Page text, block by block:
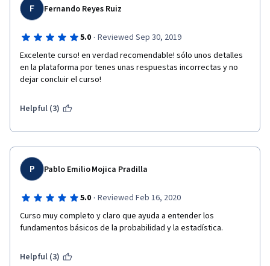
F Fernando Reyes Ruiz
5.0 · Reviewed Sep 30, 2019
Excelente curso! en verdad recomendable! sólo unos detalles
en la plataforma por tenes unas respuestas incorrectas y no
dejar concluir el curso!
Helpful (3)
P Pablo Emilio Mojica Pradilla
5.0 · Reviewed Feb 16, 2020
Curso muy completo y claro que ayuda a entender los
fundamentos básicos de la probabilidad y la estadística.
Helpful (3)